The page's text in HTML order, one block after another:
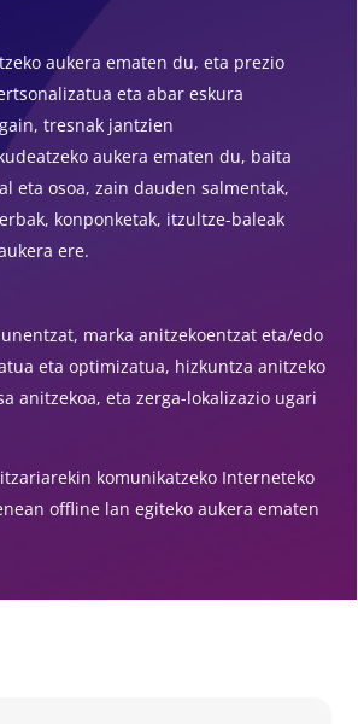
aukera ematen du, eta prezio
eta abar eskura
tresnak jantzien
aukera ematen du, baita
eta osoa, zain dauden salmentak,
konponketak, itzultze-baleak
ere.
marka anitzekoentzat eta/edo
eta optimizatua, hizkuntza anitzeko
anitzekoa, eta zerga-lokalizazio ugari
komunikatzeko Interneteko
offline lan egiteko aukera ematen